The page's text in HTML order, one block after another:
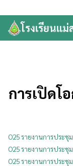
to
contentโรงเรียนแ
Search
for:
การเปิดโ
O25 รายงานการประชุ
O25 รายงานการประชุ
O25 รายงานการประชุ